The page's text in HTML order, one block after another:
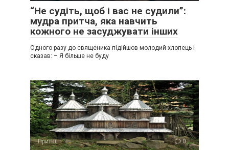
“Не судіть, щоб і вас не судили”:
мудра притча, яка навчить
кожного не засуджувати інших
Одного разу до священика підійшов молодий хлопець і
сказав: – Я більше не буду
Притчі 0